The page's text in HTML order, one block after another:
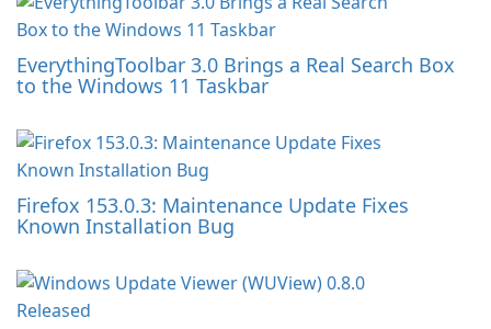
EverythingToolbar 3.0 Brings a Real Search Box
to the Windows 11 Taskbar
Firefox 153.0.3: Maintenance Update Fixes
Known Installation Bug